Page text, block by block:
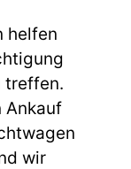
helfen
treffen.
Ankauf
wir